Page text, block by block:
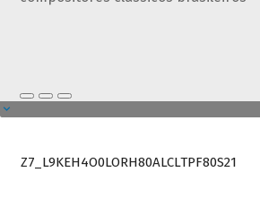
Z7_L9KEH4O0LORH80ALCLTPF80S21